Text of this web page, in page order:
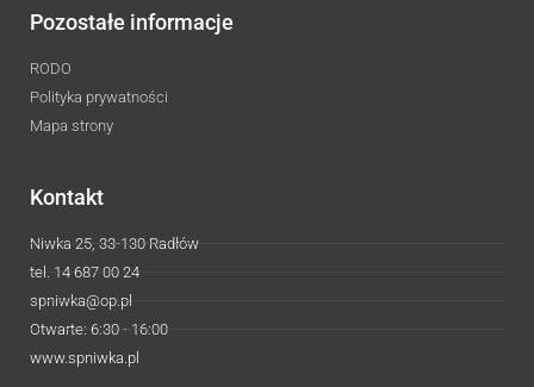
Pozostałe informacje
RODO
Polityka prywatności
Mapa strony
Kontakt
Niwka 25, 33-130 Radłów
tel. 14 687 00 24
spniwka@op.pl
Otwarte: 6:30 - 16:00
www.spniwka.pl